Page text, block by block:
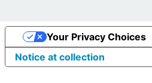
Notice at collection
Your Privacy Choices